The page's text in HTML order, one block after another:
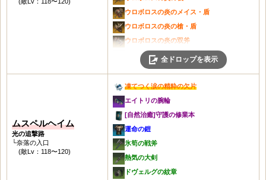
霜柱の槍・盾
霜柱の双斧
祝福のルーンボックス
ヘラジカの角製斧・盾
ヘラジカの角製大剣
ヘラジカの角製魔法球
ヘラジカの角製ワンド
ヘラジカの角製弓
ヘラジカの角製短剣
ヘラジカの角製杖
ヘラジカの角製メイス・盾
ヘラジカの槍・盾
ヘラジカの双斧
マナハイムの槍・盾
マナハイムの双斧
フレイヤの黄金の鎧
フレイヤの黄金の手袋
フレイの手袋
フレイヤの黄金の靴
フレイの靴
ブリージンガメン
シグルズの勇猛の耳飾り
ミーミルの知識の耳飾り
フレイの破滅の腕輪
ミーミルの知識の腕輪
イーヴァルディの装飾品レシピの切れ端
青の精粋の欠片
ウロボロスの炎のメイス・盾
ウロボロスの炎の槍・盾
ウロボロスの炎の双斧
ムスペルヘイムの権能の鎧
イーヴァルディの武器レシピの切れ端
青の精粋の欠片
凍てつく涙の精粋の欠片
青の精粋
凍てつく涙の精粋
竜の夢の兜
空虚の支配者の兜
竜の夢の鎧
全ドロップを表示
ムスペルヘイム
光の追撃路
└奈落の入口
(敵Lv：118〜120)
凍てつく涙の精粋の欠片
エイトリの腕輪
[自然治癒]守護の修業本
運命の鎧
氷筍の戦斧
熱気の大剣
ドヴェルグの紋章